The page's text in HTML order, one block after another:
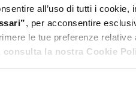
all’uso di tutti i
, per acconsentire
le tue preferenze
la nostra Cookie